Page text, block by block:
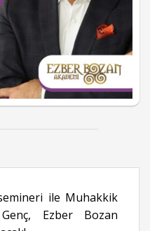
ile Muhakkik
Ezber Bozan